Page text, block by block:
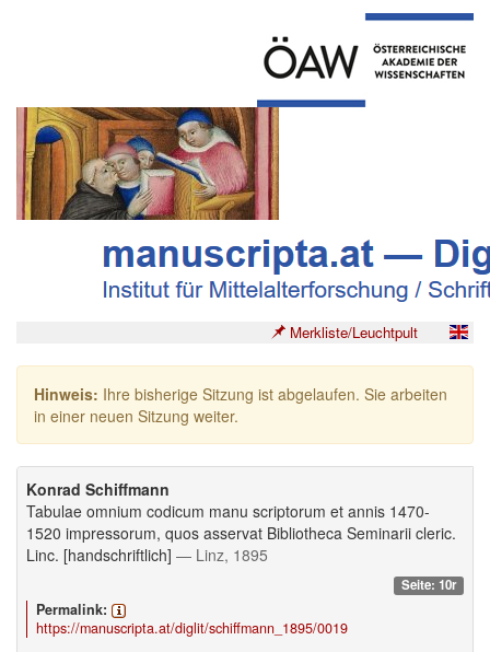
Merkliste/Leuchtpult
Hinweis: Ihre bisherige Sitzung ist abgelaufen. Sie arbeiten
in einer neuen Sitzung weiter.
Konrad Schiffmann
Tabulae omnium codicum manu scriptorum et annis 1470-
1520 impressorum, quos asservat Bibliotheca Seminarii cleric.
Linc. [handschriftlich] — Linz, 1895
Seite: 10r
Permalink:
https://manuscripta.at/diglit/schiffmann_1895/0019